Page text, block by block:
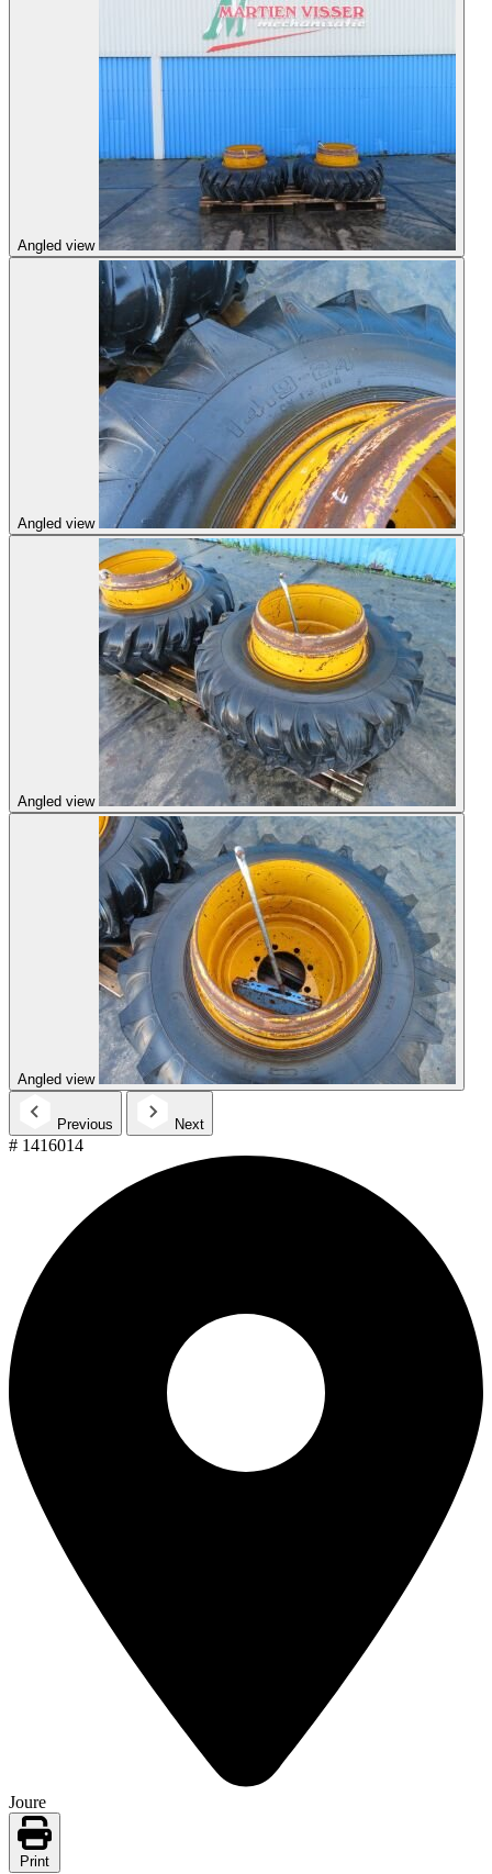
Angled view
Angled view
Angled view
Angled view
Previous Next
# 1416014
Joure
Print